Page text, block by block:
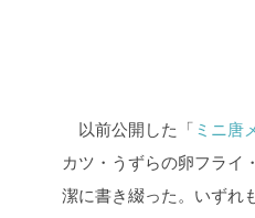
以前公開した「 ミニ唐
カツ・うずらの卵フライ
潔に書き綴った。いずれ